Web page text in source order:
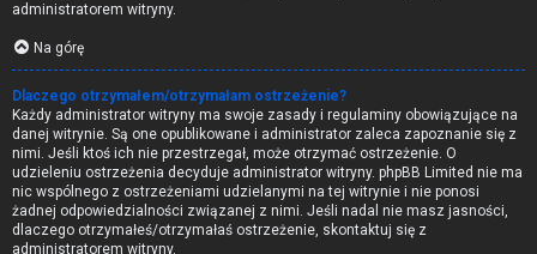
administratorem witryny.
Na górę
Dlaczego otrzymałem/otrzymałam ostrzeżenie?
Każdy administrator witryny ma swoje zasady i regulaminy obowiązujące na
danej witrynie. Są one opublikowane i administrator zaleca zapoznanie się z
nimi. Jeśli ktoś ich nie przestrzegał, może otrzymać ostrzeżenie. O
udzieleniu ostrzeżenia decyduje administrator witryny. phpBB Limited nie ma
nic wspólnego z ostrzeżeniami udzielanymi na tej witrynie i nie ponosi
żadnej odpowiedzialności związanej z nimi. Jeśli nadal nie masz jasności,
dlaczego otrzymałeś/otrzymałaś ostrzeżenie, skontaktuj się z
administratorem witryny.